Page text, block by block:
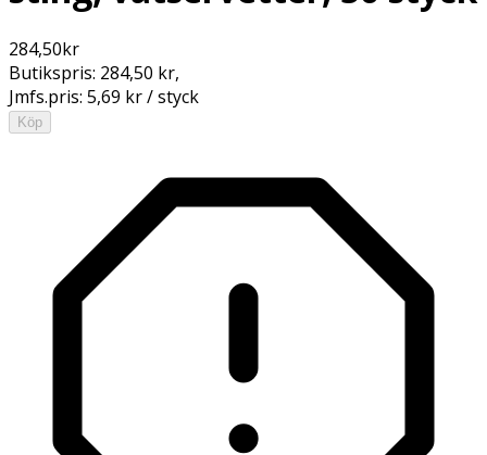
284,50kr
Butikspris: 284,50 kr,
Jmfs.pris: 5,69 kr / styck
Köp